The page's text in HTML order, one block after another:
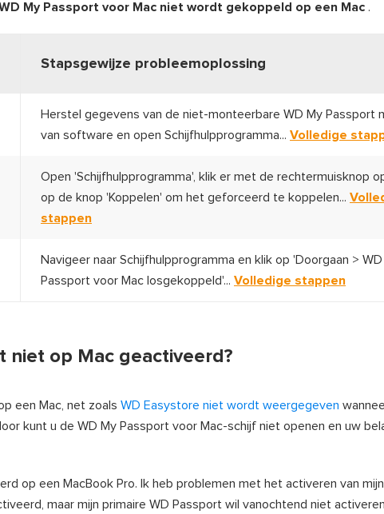
My Passport voor Mac niet wordt gekoppeld op een Mac .
Stapsgewijze probleemoplossing
Herstel gegevens van de niet-monteerbare WD My Passport
van software en open Schijfhulpprogramma... Volledige
Open 'Schijfhulpprogramma', klik er met de rechtermuisknop
op de knop 'Koppelen' om het geforceerd te koppelen...
stappen
Navigeer naar Schijfhulpprogramma en klik op 'Doorgaan >
Passport voor Mac losgekoppeld'... Volledige stappen
niet op Mac geactiveerd?
een Mac, net zoals WD Easystore niet wordt weergegeven
kunt u de WD My Passport voor Mac-schijf niet openen en uw
op een MacBook Pro. Ik heb problemen met het activeren van
maar mijn primaire WD Passport wil vanochtend niet